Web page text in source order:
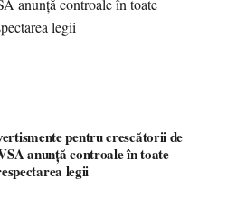
pentru crescătorii de
anunță controale în toate
legii